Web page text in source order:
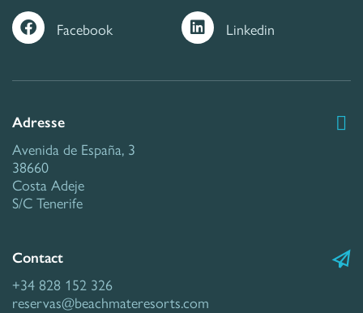
Facebook Linkedin
Adresse
Avenida de España, 3
38660
Costa Adeje
S/C Tenerife
Contact
+34 828 152 326
reservas@beachmateresorts.com